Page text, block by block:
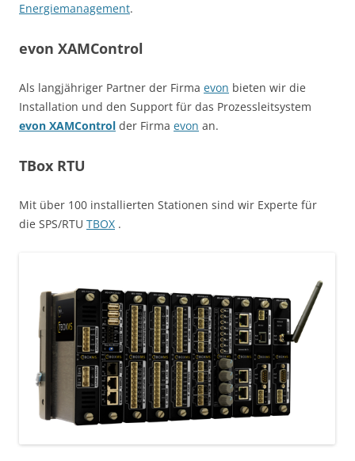
Energiemanagement.
evon XAMControl
Als langjähriger Partner der Firma evon bieten wir die
Installation und den Support für das Prozessleitsystem
evon XAMControl der Firma evon an.
TBox RTU
Mit über 100 installierten Stationen sind wir Experte für
die SPS/RTU TBOX .